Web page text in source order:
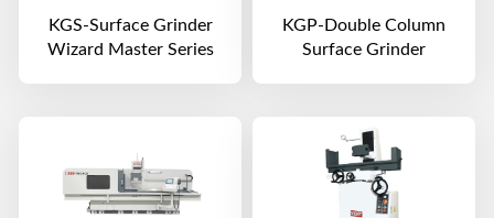
KGS-Surface Grinder
Wizard Master Series
KGP-Double Column
Surface Grinder